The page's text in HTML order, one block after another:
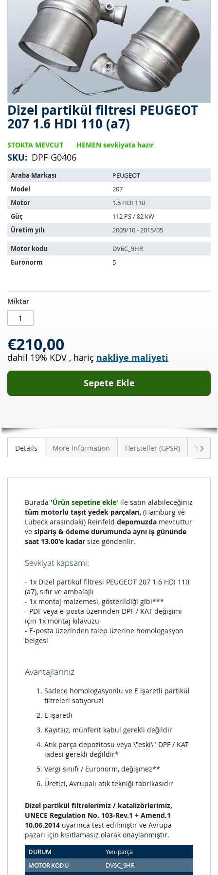
Dizel partikül filtresi PEUGEOT
207 1.6 HDI 110 (a7)
STOKTA MEVCUT
SKU DPF-G0406
HEMEN sevkiyata hazır
Bu
ürün
aşağıdaki
araçlara
uyar:
Araba Markası
PEUGEOT
Model
207
Motor
1.6 HDI 110
Güç
112 PS / 82 kW
Üretim yılı
2009/10 - 2015/05
Motor kodu
DV6C_9HR
Euronorm
5
Dizel
partikül
filtresi
207
1.6
HDI
110
STOKTA
MEVCUT
Miktar
€210,00
dahil 19% KDV , hariç nakliye maliyeti
Sepete Ekle
Resim
galerisinin
başlangıcına
Details More Information Hersteller (GPSR)
Burada 'Ürün sepetine ekle' ile satın alabileceğiniz
tüm motorlu taşıt yedek parçaları, (Hamburg ve
Lübeck arasındaki) Reinfeld depomuzda mevcuttur
ve sipariş & ödeme durumunda aynı iş gününde
saat 13.00'e kadar size gönderilir.
Sevkiyat kapsamı:
- 1x Dizel partikül filtresi PEUGEOT 207 1.6 HDI 110
(a7), sıfır ve ambalajlı
- 1x montaj malzemesi, gösterildiği gibi***
- PDF veya e-posta üzerinden DPF / KAT değişimi
için 1x montaj kılavuzu
- E-posta üzerinden talep üzerine homologasyon
belgesi
Avantajlarınız
Sadece homologasyonlu ve E işaretli partikül
filtreleri satıyoruz!
E işaretli
Kayıtsız, münferit kabul gerekli değildir
Atık parça depozitosu veya \"eski\" DPF / KAT
iadesi gerekli değildir*
Vergi sınıfı / Euronorm, değişmez**
Üretici, Avrupalı atık tekniği fabrikasıdır
Dizel partikül filtrelerimiz / katalizörlerimiz,
UNECE Regulation No. 103-Rev.1 + Amend.1
10.06.2014 uyarınca test edilmiştir ve Avrupa
pazarı için kısıtlamasız olarak onaylanmıştır.
DURUM
Yeni parça
MOTOR KODU
DV6C_9HR